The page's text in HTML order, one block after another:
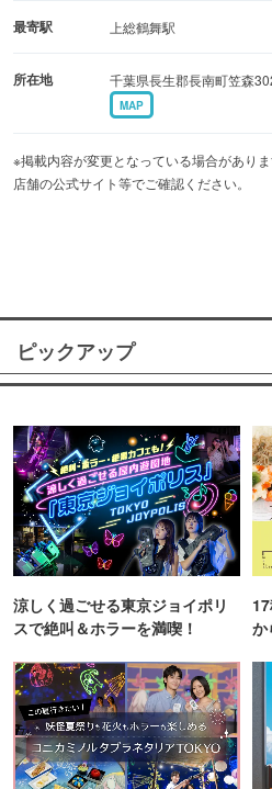
最寄駅 上総鶴舞駅
所在地 千葉県長生郡長南町笠森
MAP
※掲載内容が変更となっている場合があり
店舗の公式サイト等でご確認ください。
ピックアップ
涼しく過ごせる東京ジョイポリ
スで絶叫＆ホラーを満喫！
か